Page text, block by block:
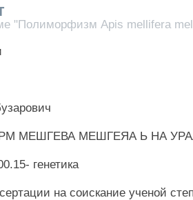
"Полиморфизм Apis mellifera
МЕШГЕВА МЕШГЕЯА Ь НА
генетика
на соискание ученой